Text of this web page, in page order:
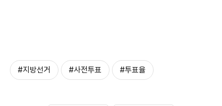
#지방선거 #사전투표 #투표율